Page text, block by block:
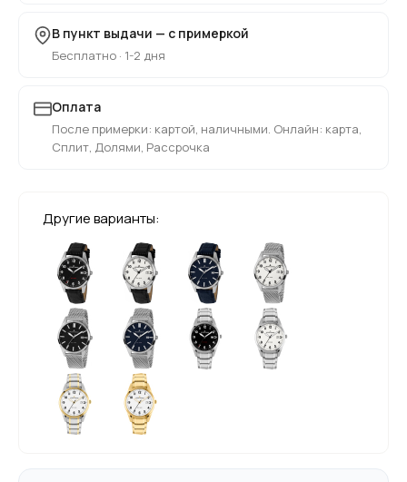
В пункт выдачи — с примеркой
Бесплатно · 1-2 дня
Оплата
После примерки: картой, наличными. Онлайн: карта,
Сплит, Долями, Рассрочка
Другие варианты: